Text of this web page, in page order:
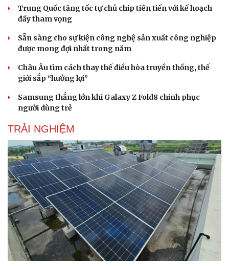
Doanh nghiệp
Thông tin doanh nghiệp
Doanh nghiệp 24h
Doanh nhân
Vì cộng đồng
Công nghệ
Sành điệu
Tin Công nghệ
Chuyển đổi số
Trung Quốc tăng tốc tự chủ chip tiên tiến với kế hoạch
đầy tham vọng
Sẵn sàng cho sự kiện công nghệ sản xuất công nghiệp
được mong đợi nhất trong năm
Châu Âu tìm cách thay thế điều hòa truyền thống, thế
giới sắp “hưởng lợi”
Samsung thắng lớn khi Galaxy Z Fold8 chinh phục
người dùng trẻ
TRẢI NGHIỆM